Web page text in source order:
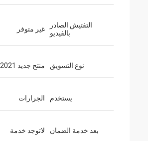
التفتيش الصادر
بالفيديو
غير متوفر
نوع التسويق منتج جديد 2021
يستخدم الجرارات
بعد خدمة الضمان لاتوجد خدمة